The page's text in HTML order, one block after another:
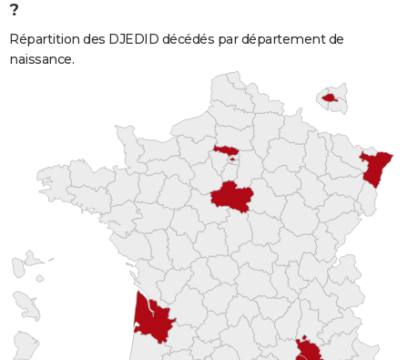
?
Répartition des DJEDID décédés par département de
naissance.